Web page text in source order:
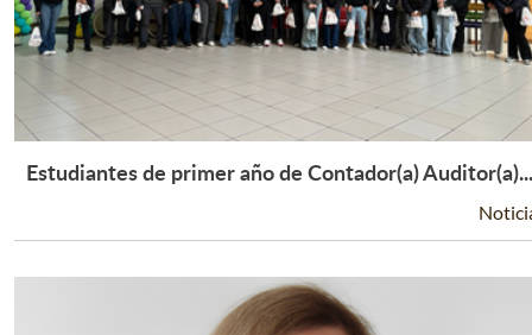
Leer Más +
Estudiantes de primer año de Contador(a) Auditor(a)...